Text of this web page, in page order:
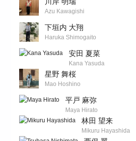
Azu Kawagishi
下垣内 大翔
Haruka Shimogaito
安田 夏菜
Kana Yasuda
星野 舞桜
Mao Hoshino
平戸 麻弥
Maya Hirato
林田 望来
Mikuru Hayashida